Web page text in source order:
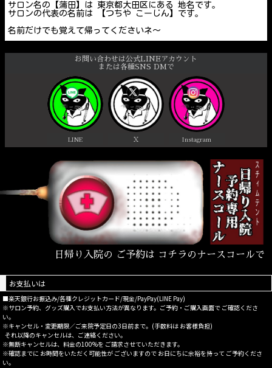
サロン名の【蒲田】は 東京都大田区にある 地名です。
サロンの代表の名前は 【つちや こーじん】です。
名前だけでも覚えて帰ってくださいネ〜
お問い合わせは公式LINEアカウント
または各種SNS DMで
LINE Ｘ Instagram
日帰り入院の ご予約は コチラのナースコールで
お支払いは
■楽天銀行お振込み/各種クレジットカード/現金/PayPay(LINE Pay)
※サロン予約、グッズ購入でお支払い方法が異なります。ご予約・ご購入画面で ご確認くださ
い。
※キャンセル・変更期限／ご来院予定日の3日前まで。(手数料は お客様負担)
それ以降のキャンセルは、ご連絡ください。
※無断キャンセルは、料金の100%を ご請求させていただきます。
※確認までに お時間をいただく可能性が ございますので お日にちに余裕を持って ご予約くださ
い。